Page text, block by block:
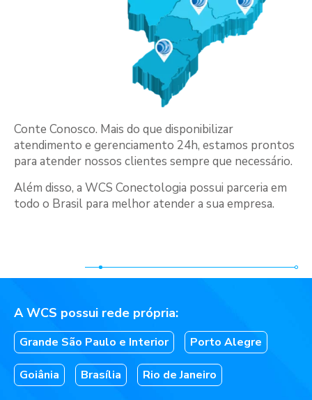
Conte Conosco. Mais do que disponibilizar
atendimento e gerenciamento 24h, estamos prontos
para atender nossos clientes sempre que necessário.
Além disso, a WCS Conectologia possui parceria em
todo o Brasil para melhor atender a sua empresa.
A WCS possui rede própria:
Grande São Paulo e Interior Porto Alegre
Goiânia Brasília Rio de Janeiro